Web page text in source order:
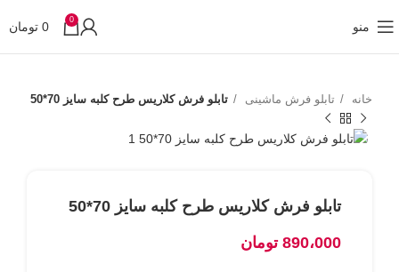
منو 0
0 تومان
خانه تابلو فرش ماشینی تابلو فرش کلاریس طرح کلبه سایز 70*50
تابلو فرش کلاریس طرح کلبه سایز 70*50
890،000 تومان